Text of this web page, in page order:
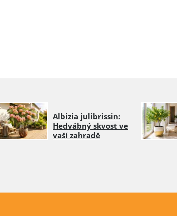
Albizia julibrissin:
Hedvábný skvost ve
vaší zahradě